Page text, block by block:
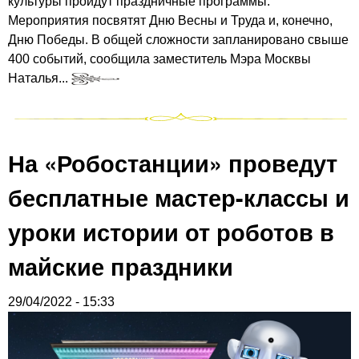
Мероприятия посвятят Дню Весны и Труда и, конечно,
Дню Победы. В общей сложности запланировано свыше
400 событий, сообщила заместитель Мэра Москвы
Наталья...
На «Робостанции» проведут
бесплатные мастер-классы и
уроки истории от роботов в
майские праздники
29/04/2022 - 15:33